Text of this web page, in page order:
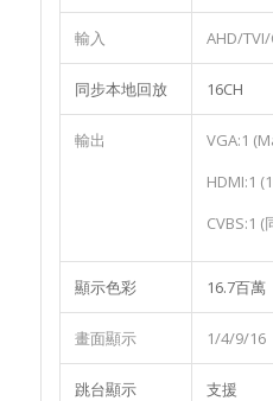
輸入 AHD/TVI/
同步本地回放 16CH
輸出
VGA:1
HDMI:1
CVBS:1
顯示色彩 16.7百萬
畫面顯示 1/4/9/16
跳台顯示 支援